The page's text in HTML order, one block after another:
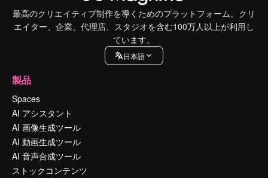
最高のクリエイティブ制作を導くためのプラットフォーム。クリ
エイター、企業、代理店、スタジオを含む100万人以上が利用し
ています。
日本語
製品
Spaces
AI アシスタント
AI 画像生成ツール
AI 動画生成ツール
AI 音声合成ツール
ストックコンテンツ